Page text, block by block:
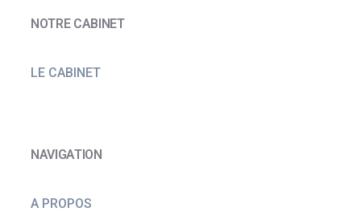
NOTRE CABINET
LE CABINET
NAVIGATION
A PROPOS